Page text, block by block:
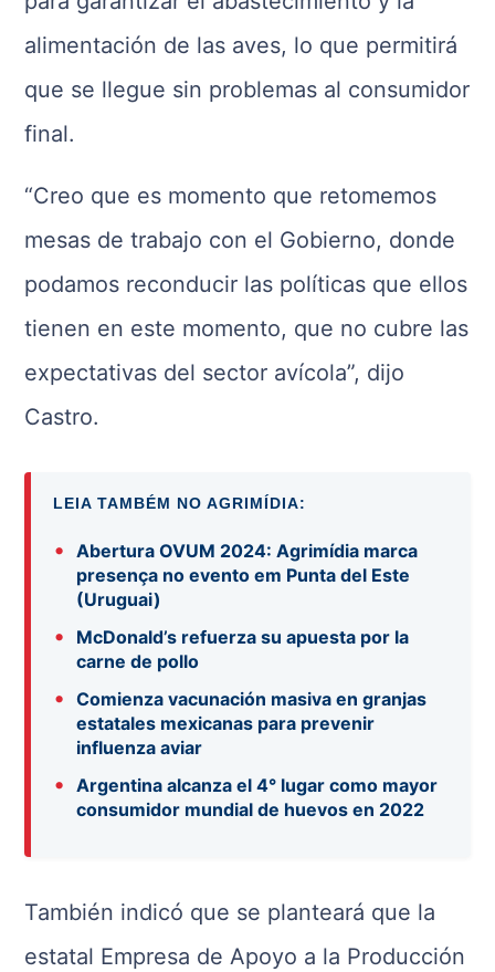
alimentación de las aves, lo que permitirá
que se llegue sin problemas al consumidor
final.
“Creo que es momento que retomemos
mesas de trabajo con el Gobierno, donde
podamos reconducir las políticas que ellos
tienen en este momento, que no cubre las
expectativas del sector avícola”, dijo
Castro.
LEIA TAMBÉM NO AGRIMÍDIA:
•
Abertura OVUM 2024: Agrimídia marca
presença no evento em Punta del Este
(Uruguai)
•
McDonald’s refuerza su apuesta por la
carne de pollo
•
Comienza vacunación masiva en granjas
estatales mexicanas para prevenir
influenza aviar
•
Argentina alcanza el 4° lugar como mayor
consumidor mundial de huevos en 2022
También indicó que se planteará que la
estatal Empresa de Apoyo a la Producción